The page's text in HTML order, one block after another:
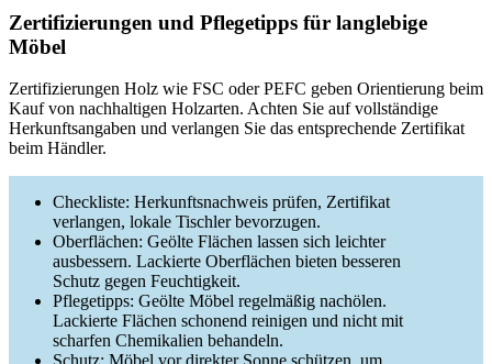
Zertifizierungen und Pflegetipps für langlebige
Möbel
Zertifizierungen Holz wie FSC oder PEFC geben Orientierung beim
Kauf von nachhaltigen Holzarten. Achten Sie auf vollständige
Herkunftsangaben und verlangen Sie das entsprechende Zertifikat
beim Händler.
Checkliste: Herkunftsnachweis prüfen, Zertifikat
verlangen, lokale Tischler bevorzugen.
Oberflächen: Geölte Flächen lassen sich leichter
ausbessern. Lackierte Oberflächen bieten besseren
Schutz gegen Feuchtigkeit.
Pflegetipps: Geölte Möbel regelmäßig nachölen.
Lackierte Flächen schonend reinigen und nicht mit
scharfen Chemikalien behandeln.